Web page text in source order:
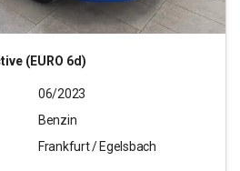
(EURO 6d)
06/2023
Benzin
Frankfurt / Egelsbach